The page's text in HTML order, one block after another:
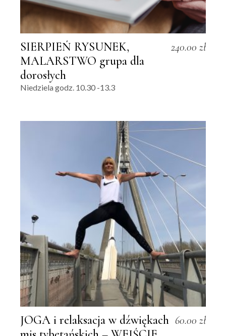
SIERPIEŃ RYSUNEK,
MALARSTWO grupa dla
dorosłych
240.00 zł
Niedziela godz. 10.30 -13.3
JOGA i relaksacja w dźwiękach 60.00 zł